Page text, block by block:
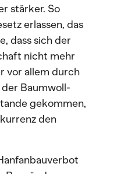
stärker. So
erlassen, das
dass sich der
nicht mehr
vor allem durch
Baumwoll-
gekommen,
den